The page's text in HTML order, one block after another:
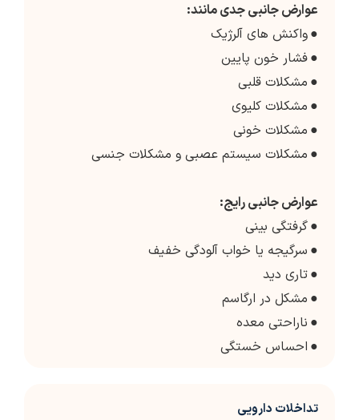
عوارض جانبی جدی مانند:
●واکنش های آلرژیک
●فشار خون پایین
● مشکلات قلبی
● مشکلات کلیوی
● مشکلات خونی
● مشکلات سیستم عصبی و مشکلات جنسی
عوارض جانبی رایج:
●گرفتگی بینی
● سرگیجه یا خواب آلودگی خفیف
●تاری دید
● مشکل در ارگاسم
● ناراحتی معده
● احساس خستگی
تداخلات دارویی